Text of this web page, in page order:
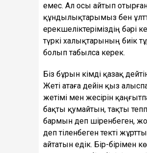
емес. Ал осы айтып
құндылықтарымыз бен
ерекшеліктеріміздің бәрі
түркі халықтарының биік
болып табылса керек.
Біз бұрын кімді қазақ
Жеті атаға дейін қыз
жетімі мен жесірін
бақты қумайтын, тақты
бармын деп шіренбеген,
деп тіленбеген текті жұртты
айтатын едік. Бір-бірімен